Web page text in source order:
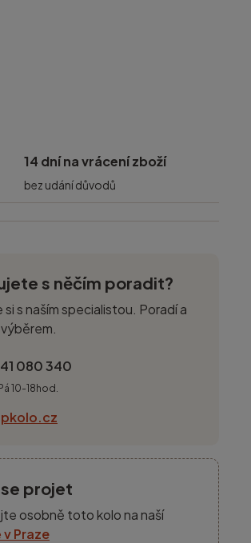
14 dní na vrácení zboží
bez udání důvodů
s něčím poradit?
si s naším specialistou. Poradí a
080 340
10-18hod.
projet
osobně toto kolo na naší
Praze